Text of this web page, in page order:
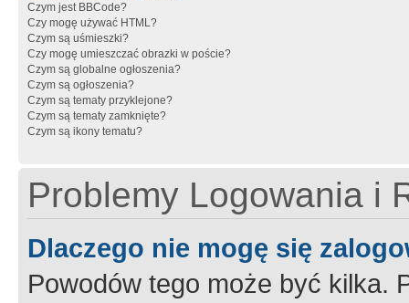
Czym jest BBCode?
Czy mogę używać HTML?
Czym są uśmieszki?
Czy mogę umieszczać obrazki w poście?
Czym są globalne ogłoszenia?
Czym są ogłoszenia?
Czym są tematy przyklejone?
Czym są tematy zamknięte?
Czym są ikony tematu?
Problemy Logowania i
Dlaczego nie mogę się
Powodów tego może być kilka.